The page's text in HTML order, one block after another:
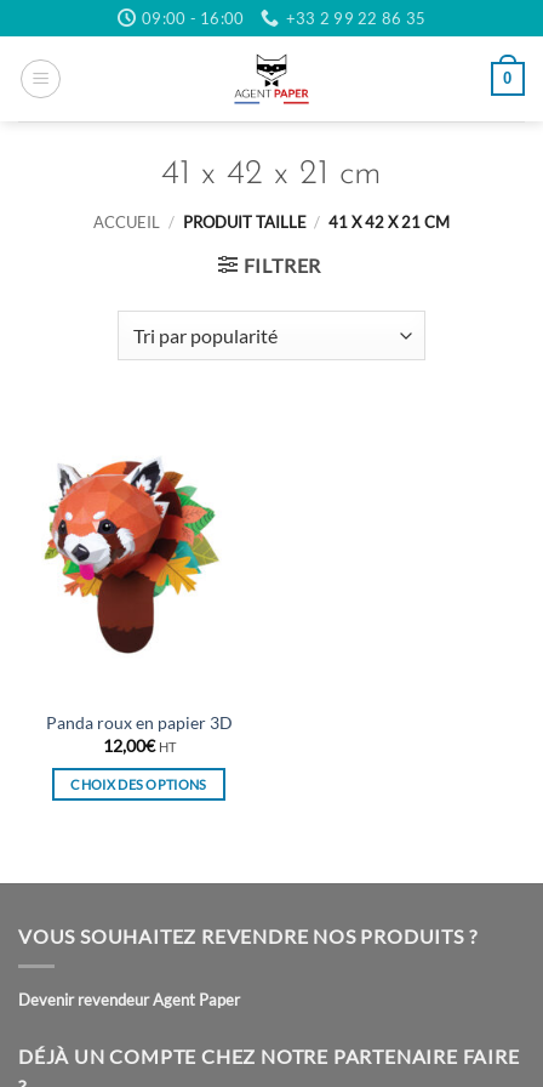
au
contenu
09:00 - 16:00 +33 2 99 22 86 35
0
41 x 42 x 21 cm
ACCUEIL / PRODUIT TAILLE / 41 X 42 X 21 CM
FILTRER
Panda roux en papier 3D
12,00€ HT
CHOIX DES OPTIONS
plusieurs
Les
peuvent
sur
VOUS SOUHAITEZ REVENDRE NOS PRODUITS ?
Devenir revendeur Agent Paper
DÉJÀ UN COMPTE CHEZ NOTRE PARTENAIRE FAIRE